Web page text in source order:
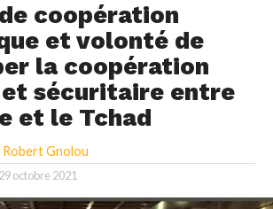
coopération
et volonté de
la coopération
sécuritaire entre
et le Tchad
Robert Gnolou
29 octobre 2021